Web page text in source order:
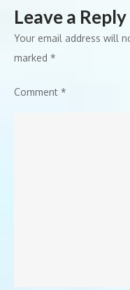
Leave a Reply
Your email address will
marked *
Comment *